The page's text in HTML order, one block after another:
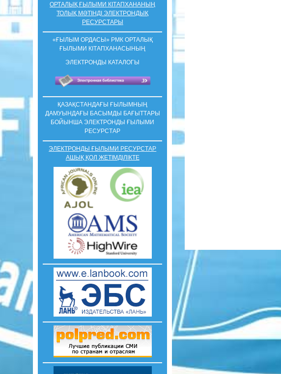
ОРТАЛЫҚ ҒЫЛЫМИ КІТАПХАНАНЫҢ
ТОЛЫҚ МӘТІНДІ ЭЛЕКТРОНДЫҚ
РЕСУРСТАРЫ
«ҒЫЛЫМ ОРДАСЫ» РМК ОРТАЛЫҚ
ҒЫЛЫМИ КIТАПХАНАСЫНЫҢ
ЭЛЕКТРОНДЫ КАТАЛОГЫ
ҚАЗАҚСТАНДАҒЫ ҒЫЛЫМНЫҢ
ДАМУЫНДАҒЫ БАСЫМДЫ БАҒЫТТАРЫ
БОЙЫНША ЭЛЕКТРОНДЫ ҒЫЛЫМИ
РЕСУРСТАР
ЭЛЕКТРОНДЫ ҒЫЛЫМИ РЕСУРСТАР
АШЫҚ ҚОЛ ЖЕТІМДІЛІКТЕ